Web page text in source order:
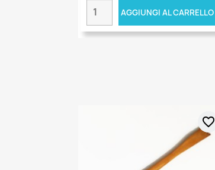
AGGIUNGI AL CARRELLO
favorite_border